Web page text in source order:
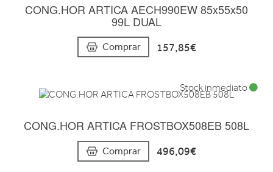
CONG.HOR ARTICA AECH990EW 85x55x50
99L DUAL
Comprar 157,85€
CONG.HOR ARTICA FROSTBOX508EB 508L
Comprar 496,09€
Stock inmediato